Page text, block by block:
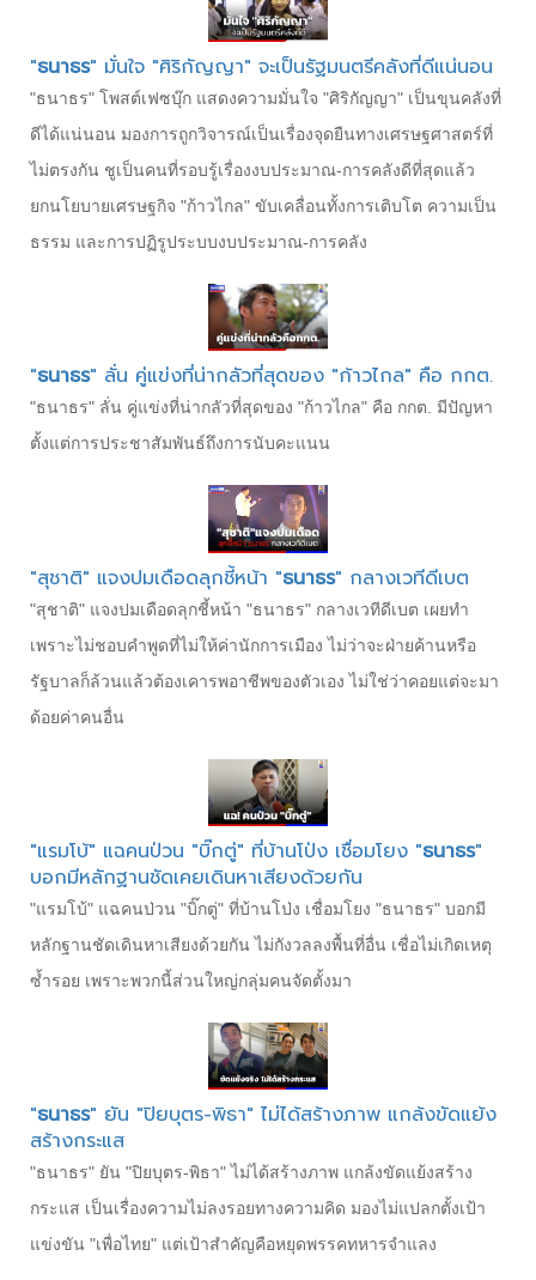
"ธนาธร" มั่นใจ "ศิริกัญญา" จะเป็นรัฐมนตรีคลังที่ดีแน่นอน
"ธนาธร" โพสต์เฟซบุ๊ก แสดงความมั่นใจ "ศิริกัญญา" เป็นขุนคลังที่
ดีได้แน่นอน มองการถูกวิจารณ์เป็นเรื่องจุดยืนทางเศรษฐศาสตร์ที่
ไม่ตรงกัน ชูเป็นคนที่รอบรู้เรื่องงบประมาณ-การคลังดีที่สุดแล้ว
ยกนโยบายเศรษฐกิจ "ก้าวไกล" ขับเคลื่อนทั้งการเติบโต ความเป็น
ธรรม และการปฏิรูประบบงบประมาณ-การคลัง
"ธนาธร" ลั่น คู่แข่งที่น่ากลัวที่สุดของ "ก้าวไกล" คือ กกต.
"ธนาธร" ลั่น คู่แข่งที่น่ากลัวที่สุดของ "ก้าวไกล" คือ กกต. มีปัญหา
ตั้งแต่การประชาสัมพันธ์ถึงการนับคะแนน
"สุชาติ" แจงปมเดือดลุกชี้หน้า "ธนาธร" กลางเวทีดีเบต
"สุชาติ" แจงปมเดือดลุกชี้หน้า "ธนาธร" กลางเวทีดีเบต เผยทำ
เพราะไม่ชอบคำพูดที่ไม่ให้ค่านักการเมือง ไม่ว่าจะฝ่ายค้านหรือ
รัฐบาลก็ล้วนแล้วต้องเคารพอาชีพของตัวเอง ไม่ใช่ว่าคอยแต่จะมา
ด้อยค่าคนอื่น
"แรมโบ้" แฉคนป่วน "บิ๊กตู่" ที่บ้านโป่ง เชื่อมโยง "ธนาธร"
บอกมีหลักฐานชัดเคยเดินหาเสียงด้วยกัน
"แรมโบ้" แฉคนป่วน "บิ๊กตู่" ที่บ้านโป่ง เชื่อมโยง "ธนาธร" บอกมี
หลักฐานชัดเดินหาเสียงด้วยกัน ไม่กังวลลงพื้นที่อื่น เชื่อไม่เกิดเหตุ
ซ้ำรอย เพราะพวกนี้ส่วนใหญ่กลุ่มคนจัดตั้งมา
"ธนาธร" ยัน "ปิยบุตร-พิธา" ไม่ได้สร้างภาพ แกล้งขัดแย้ง
สร้างกระแส
"ธนาธร" ยัน "ปิยบุตร-พิธา" ไม่ได้สร้างภาพ แกล้งขัดแย้งสร้าง
กระแส เป็นเรื่องความไม่ลงรอยทางความคิด มองไม่แปลกตั้งเป้า
แข่งขัน "เพื่อไทย" แต่เป้าสำคัญคือหยุดพรรคทหารจำแลง